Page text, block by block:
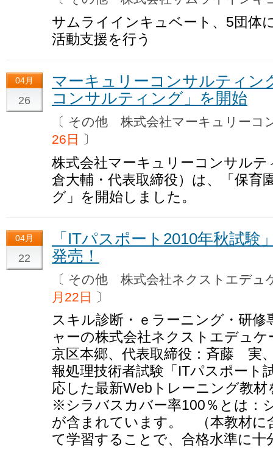
サムライインキュベート、5団体
活動支援を行う
04月
26
マーキュリーコンサルティン
コンサルティング」を開始
〔 その他 株式会社マーキュリー
26日
〕
株式会社マーキュリーコンサルテ
倉大輔・代表取締役）は、「保育
グ」を開始しました。
04月
22
「ITパスポート2010年秋試験
発売！
〔 その他 株式会社ネクストエデ
月22日
〕
スキル診断・ｅラーニング・研
ャーの株式会社ネクストエデュ
京区本郷、代表取締役：斉藤 実
報処理技術者試験「ITパスポート
応した最新Webトレーニング教
※シラバスカバー率100％とは：
が含まれています。 （本教材に
て学習することで、合格水準に十